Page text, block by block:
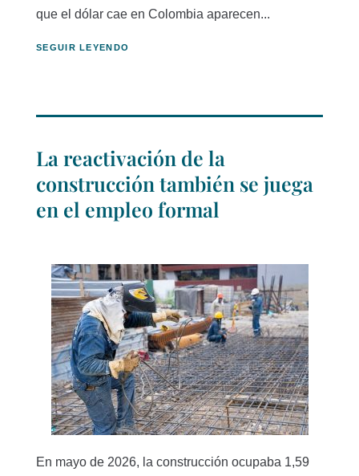
que el dólar cae en Colombia aparecen...
SEGUIR LEYENDO
La reactivación de la
construcción también se juega
en el empleo formal
En mayo de 2026, la construcción ocupaba 1,59